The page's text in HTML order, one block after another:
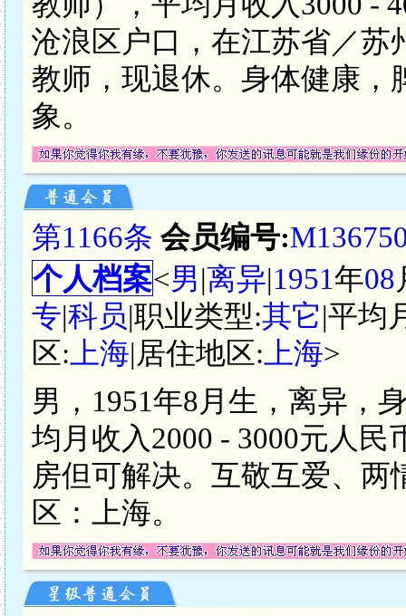
沧浪区户口，在江苏省／苏
教师，现退休。身体健康，
象。
第1166条 会员编号:
个人档案<男|离异|1951年08
专|科员|职业类型:其它|平均
区: 上海|居住地区: 上海>
男，1951年8月生，离异，
均月收入2000 - 3000元人
房但可解决。互敬互爱、
区：上海。